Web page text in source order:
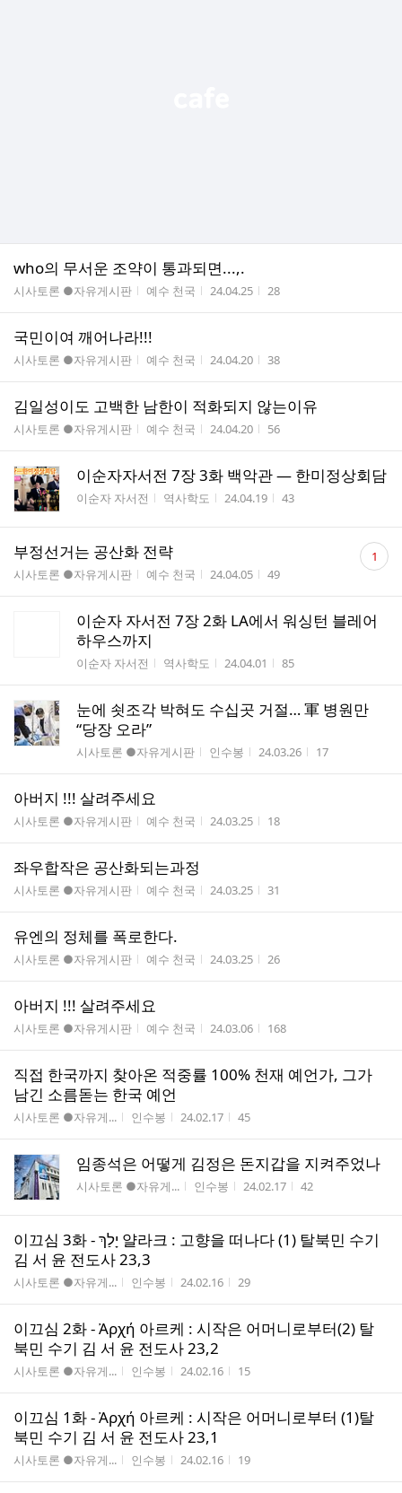
who의 무서운 조약이 통과되면...,.
게시판명
시사토론 ●자유게시판 작성자
예수 천국 작성시간
24.04.25 조회수
28
국민이여 깨어나라!!!
게시판명
시사토론 ●자유게시판 작성자
예수 천국 작성시간
24.04.20 조회수
38
김일성이도 고백한 남한이 적화되지 않는이유
게시판명
시사토론 ●자유게시판 작성자
예수 천국 작성시간
24.04.20 조회수
56
이순자자서전 7장 3화 백악관 ― 한미정상회담
게시판명
이순자 자서전 작성자
역사학도 작성시간
24.04.19 조회수
43
부정선거는 공산화 전략
게시판명
시사토론 ●자유게시판 작성자
예수 천국 작성시간
24.04.05 조회수
49
댓
글 1
이순자 자서전 7장 2화 LA에서 워싱턴 블레어
하우스까지
게시판명
이순자 자서전 작성자
역사학도 작성시간
24.04.01 조회수
85
눈에 쇳조각 박혀도 수십곳 거절… 軍 병원만
“당장 오라”
게시판명
시사토론 ●자유게시판 작성자
인수봉 작성시간
24.03.26 조회수
17
아버지 !!! 살려주세요
게시판명
시사토론 ●자유게시판 작성자
예수 천국 작성시간
24.03.25 조회수
18
좌우합작은 공산화되는과정
게시판명
시사토론 ●자유게시판 작성자
예수 천국 작성시간
24.03.25 조회수
31
유엔의 정체를 폭로한다.
게시판명
시사토론 ●자유게시판 작성자
예수 천국 작성시간
24.03.25 조회수
26
아버지 !!! 살려주세요
게시판명
시사토론 ●자유게시판 작성자
예수 천국 작성시간
24.03.06 조회수
168
직접 한국까지 찾아온 적중률 100% 천재 예언가, 그가
남긴 소름돋는 한국 예언
게시판명
시사토론 ●자유게... 작성자
인수봉 작성시간
24.02.17 조회수
45
임종석은 어떻게 김정은 돈지갑을 지켜주었나
게시판명
시사토론 ●자유게... 작성자
인수봉 작성시간
24.02.17 조회수
42
이끄심 3화 - ‎יָלַךְ 얄라크 : 고향을 떠나다 (1) 탈북민 수기
김 서 윤 전도사 23,3
게시판명
시사토론 ●자유게... 작성자
인수봉 작성시간
24.02.16 조회수
29
이끄심 2화 - Ἀρχή 아르케 : 시작은 어머니로부터(2) 탈
북민 수기 김 서 윤 전도사 23,2
게시판명
시사토론 ●자유게... 작성자
인수봉 작성시간
24.02.16 조회수
15
이끄심 1화 - Ἀρχή 아르케 : 시작은 어머니로부터 (1)탈
북민 수기 김 서 윤 전도사 23,1
게시판명
시사토론 ●자유게... 작성자
인수봉 작성시간
24.02.16 조회수
19